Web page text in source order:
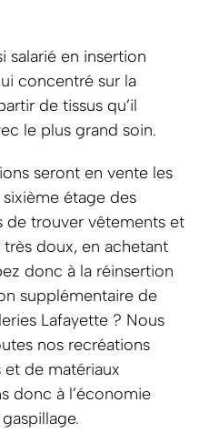
salarié en insertion
concentré sur la
de tissus qu’il
le plus grand soin.
seront en vente les
étage des
de trouver vêtements et
doux, en achetant
donc à la réinsertion
supplémentaire de
Lafayette ? Nous
nos recréations
de matériaux
donc à l’économie